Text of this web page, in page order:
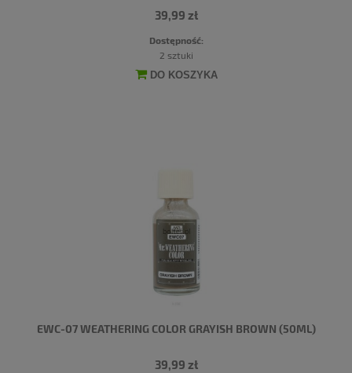
39,99 zł
Dostępność:
2 sztuki
DO KOSZYKA
EWC-07 WEATHERING COLOR GRAYISH BROWN (50ML)
39,99 zł